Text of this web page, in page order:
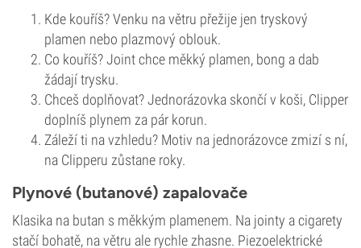
Kde kouříš? Venku na větru přežije jen tryskový
plamen nebo plazmový oblouk.
Co kouříš? Joint chce měkký plamen, bong a dab
žádají trysku.
Chceš doplňovat? Jednorázovka skončí v koši, Clipper
doplníš plynem za pár korun.
Záleží ti na vzhledu? Motiv na jednorázovce zmizí s ní,
na Clipperu zůstane roky.
Plynové (butanové) zapalovače
Klasika na butan s měkkým plamenem. Na jointy a cigarety
stačí bohatě, na větru ale rychle zhasne. Piezoelektrické